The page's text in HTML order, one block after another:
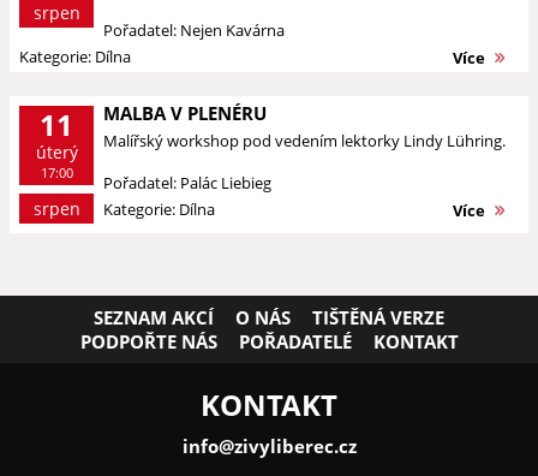
srpen
Pořadatel: Nejen Kavárna
Kategorie: Dílna
Více
11
úterý
17:00
srpen
MALBA V PLENÉRU
Malířský workshop pod vedením lektorky Lindy Lühring.
Pořadatel: Palác Liebieg
Kategorie: Dílna
Více
SEZNAM AKCÍ O NÁS
TIŠTĚNÁ VERZE
PODPOŘTE NÁS
POŘADATELÉ KONTAKT
KONTAKT
info@zivyliberec.cz